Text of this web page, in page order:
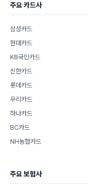
주요 카드사
삼성카드
현대카드
KB국민카드
신한카드
롯데카드
우리카드
하나카드
BC카드
NH농협카드
주요 보험사